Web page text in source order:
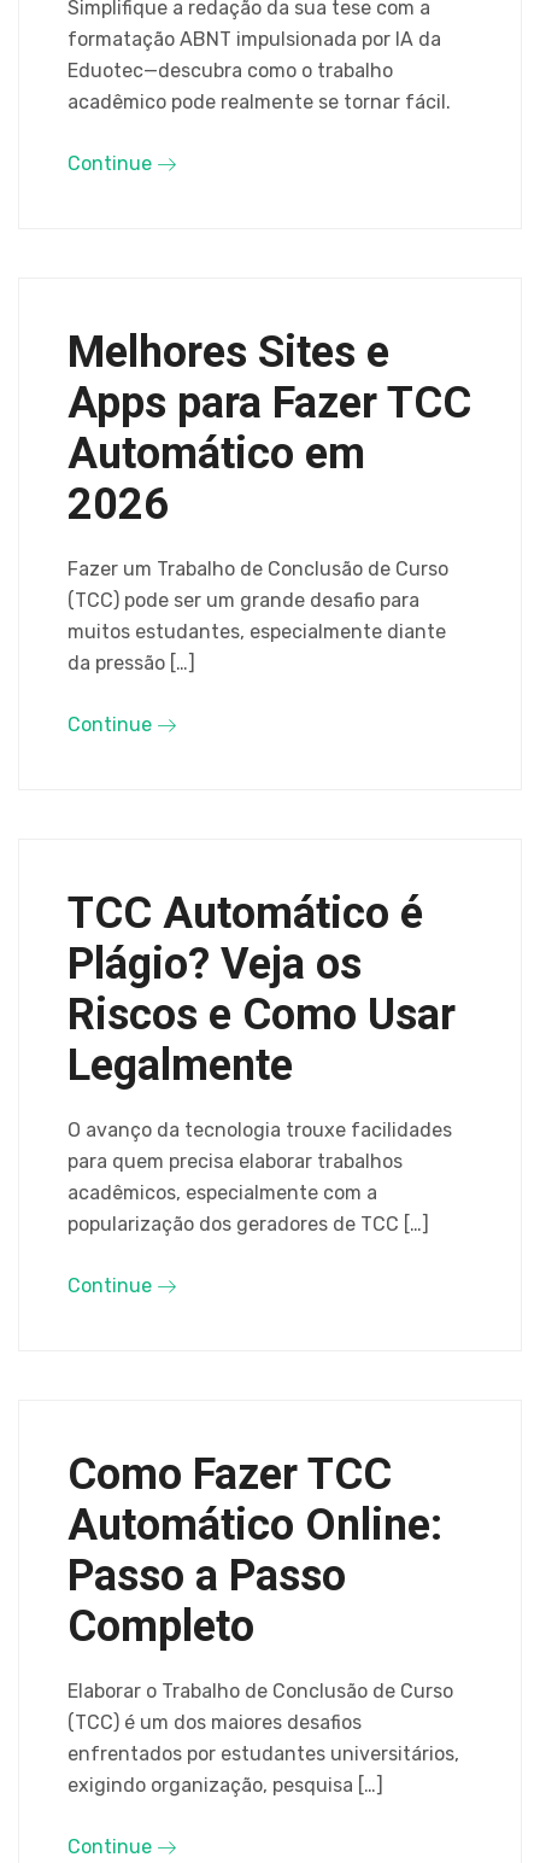
Simplifique a redação da sua tese com a
formatação ABNT impulsionada por IA da
Eduotec—descubra como o trabalho
acadêmico pode realmente se tornar fácil.
Continue
Melhores Sites e
Apps para Fazer TCC
Automático em
2026
Fazer um Trabalho de Conclusão de Curso
(TCC) pode ser um grande desafio para
muitos estudantes, especialmente diante
da pressão […]
Continue
TCC Automático é
Plágio? Veja os
Riscos e Como Usar
Legalmente
O avanço da tecnologia trouxe facilidades
para quem precisa elaborar trabalhos
acadêmicos, especialmente com a
popularização dos geradores de TCC […]
Continue
Como Fazer TCC
Automático Online:
Passo a Passo
Completo
Elaborar o Trabalho de Conclusão de Curso
(TCC) é um dos maiores desafios
enfrentados por estudantes universitários,
exigindo organização, pesquisa […]
Continue